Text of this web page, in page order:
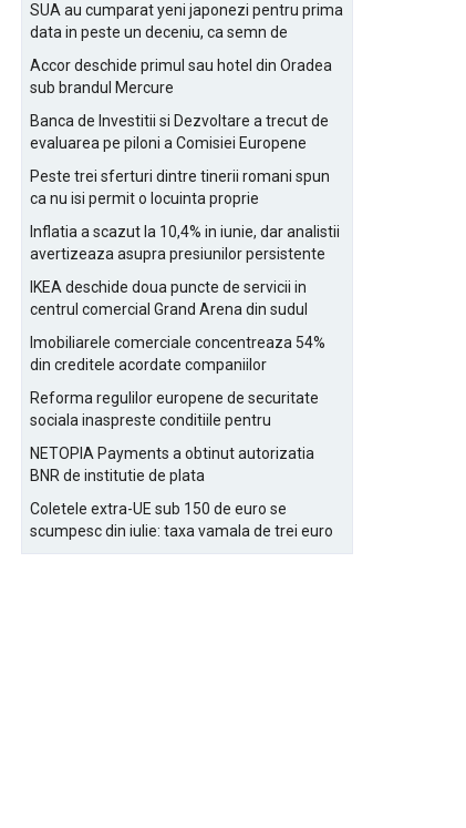
SUA au cumparat yeni japonezi pentru prima
data in peste un deceniu, ca semn de
Accor deschide primul sau hotel din Oradea
sub brandul Mercure
Banca de Investitii si Dezvoltare a trecut de
evaluarea pe piloni a Comisiei Europene
Peste trei sferturi dintre tinerii romani spun
ca nu isi permit o locuinta proprie
Inflatia a scazut la 10,4% in iunie, dar analistii
avertizeaza asupra presiunilor persistente
IKEA deschide doua puncte de servicii in
centrul comercial Grand Arena din sudul
Imobiliarele comerciale concentreaza 54%
din creditele acordate companiilor
Reforma regulilor europene de securitate
sociala inaspreste conditiile pentru
NETOPIA Payments a obtinut autorizatia
BNR de institutie de plata
Coletele extra-UE sub 150 de euro se
scumpesc din iulie: taxa vamala de trei euro
pe articol, adaugata la taxa logistica